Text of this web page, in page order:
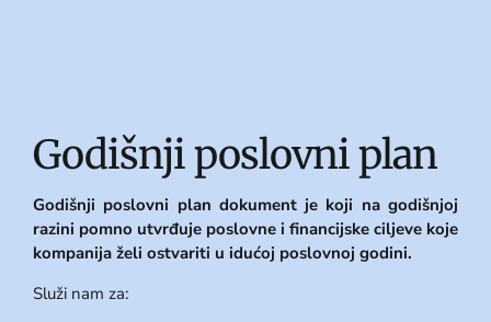
Godišnji poslovni plan
Godišnji poslovni plan dokument je koji na godišnjoj
razini pomno utvrđuje poslovne i financijske ciljeve koje
kompanija želi ostvariti u idućoj poslovnoj godini.
Služi nam za: